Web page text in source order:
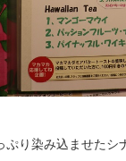
り染み込ませた